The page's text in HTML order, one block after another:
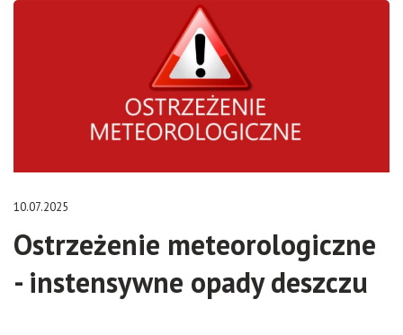
10.07.2025
Ostrzeżenie meteorologiczne
- instensywne opady deszczu